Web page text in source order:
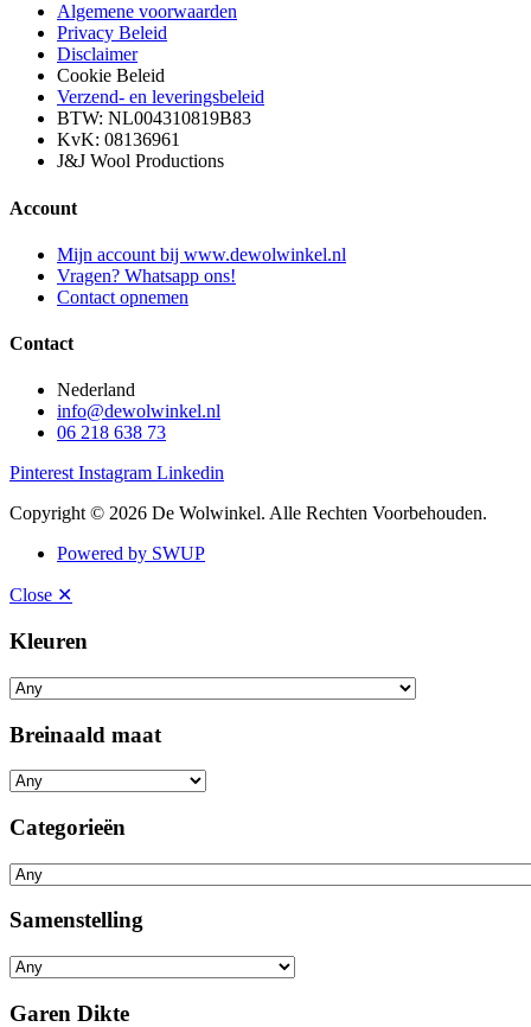
Algemene voorwaarden
Privacy Beleid
Disclaimer
Cookie Beleid
Verzend- en leveringsbeleid
BTW: NL004310819B83
KvK: 08136961
J&J Wool Productions
Account
Mijn account bij www.dewolwinkel.nl
Vragen? Whatsapp ons!
Contact opnemen
Contact
Nederland
info@dewolwinkel.nl
06 218 638 73
Pinterest Instagram Linkedin
Copyright © 2026 De Wolwinkel. Alle Rechten Voorbehouden.
Powered by SWUP
Close ✕
Kleuren
Breinaald maat
Categorieën
Samenstelling
Garen Dikte